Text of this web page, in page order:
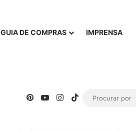
GUIA DE COMPRAS IMPRENSA
PinterestYouTubeInstagram
TikTok